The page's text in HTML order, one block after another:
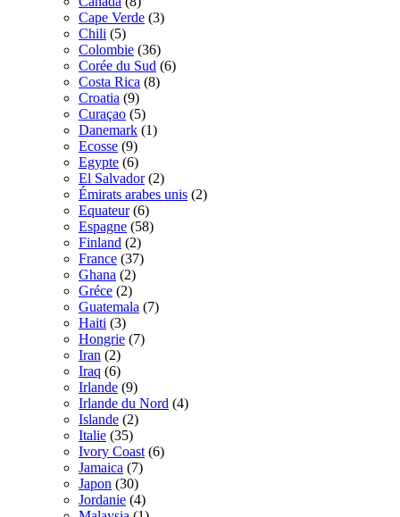
Cape Verde (3)
Chili (5)
Colombie (36)
Corée du Sud (6)
Costa Rica (8)
Croatia (9)
Curaçao (5)
Danemark (1)
Ecosse (9)
Egypte (6)
El Salvador (2)
Émirats arabes unis (2)
Equateur (6)
Espagne (58)
Finland (2)
France (37)
Ghana (2)
Gréce (2)
Guatemala (7)
Haiti (3)
Hongrie (7)
Iran (2)
Iraq (6)
Irlande (9)
Irlande du Nord (4)
Islande (2)
Italie (35)
Ivory Coast (6)
Jamaica (7)
Japon (30)
Jordanie (4)